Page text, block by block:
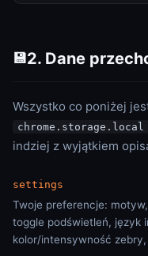
💾2. Dane
Wszystko co poniżej
chrome.storage.local
indziej z wyjątkiem
settings
Twoje preferencje:
toggle podświetleń, język
kolor/intensywność